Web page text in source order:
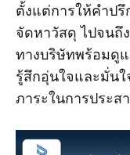
ตั้งแต่การให้คำป
จัดหาวัสดุ ไปจน
ทางบริษัทพร้อมดูแ
รู้สึกอุ่นใจและมั่น
ภาระในการประส